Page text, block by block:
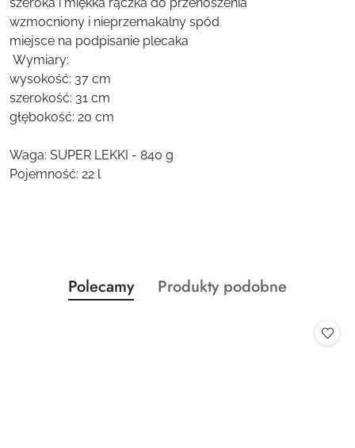
wzmocniony i nieprzemakalny spód
miejsce na podpisanie plecaka
Wymiary:
wysokość: 37 cm
szerokość: 31 cm
głębokość: 20 cm
Waga: SUPER LEKKI - 840 g
Pojemność: 22 l
Pomiń karuzelę produktów
Produkty
o
Polecamy
Produkty
Produkty podobne